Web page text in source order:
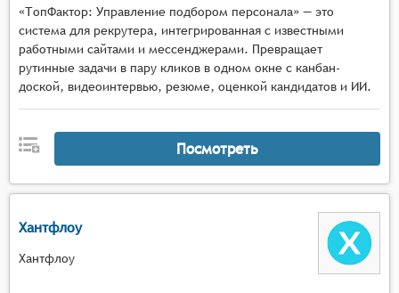
«ТопФактор: Управление подбором персонала» — это
система для рекрутера, интегрированная с известными
работными сайтами и мессенджерами. Превращает
рутинные задачи в пару кликов в одном окне с канбан-
доской, видеоинтервью, резюме, оценкой кандидатов и ИИ.
Посмотреть
Хантфлоу
Хантфлоу